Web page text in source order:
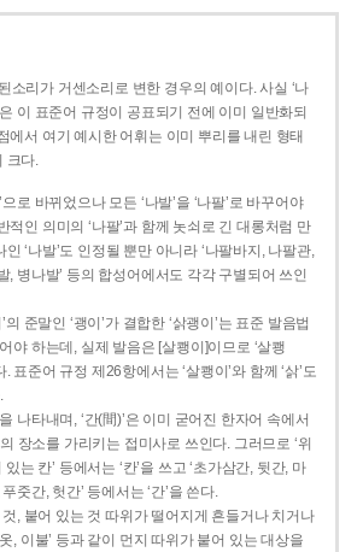
소리가 거센소리로 변한 경우의 예이다. 사실 ‘나
은 이 표준어 규정이 공표되기 전에 이미 일반화되
에서 여기 예시한 어휘는 이미 뿌리를 내린 형태
크다.
로 바뀌었으나 모든 ‘나발’을 ‘나팔’로 바꾸어야
적인 의미의 ‘나팔’과 함께 놋쇠로 긴 대롱처럼 만
‘나발’도 인정될 뿐만 아니라 ‘나팔바지, 나팔관,
, 병나발’ 등의 합성어에서도 각각 구별되어 쓰인
의 준말인 ‘괭이’가 결합한 ‘삵괭이’는 표준 발음법
야 하는데, 실제 발음은 [살쾡이]이므로 ‘살쾡
표준어 규정 제26항에서는 ‘살쾡이’와 함께 ‘삵’도
나타내며, ‘간(間)’은 이미 굳어진 한자어 속에서
장소를 가리키는 접미사로 쓰인다. 그러므로 ‘위
는 칸’ 등에서는 ‘칸’을 쓰고 ‘초가삼간, 뒷간, 마
줏간, 헛간’ 등에서는 ‘간’을 쓴다.
, 붙어 있는 것 따위가 떨어지게 흔들거나 치거나
, 이불’ 등과 같이 먼지 따위가 붙어 있는 대상을